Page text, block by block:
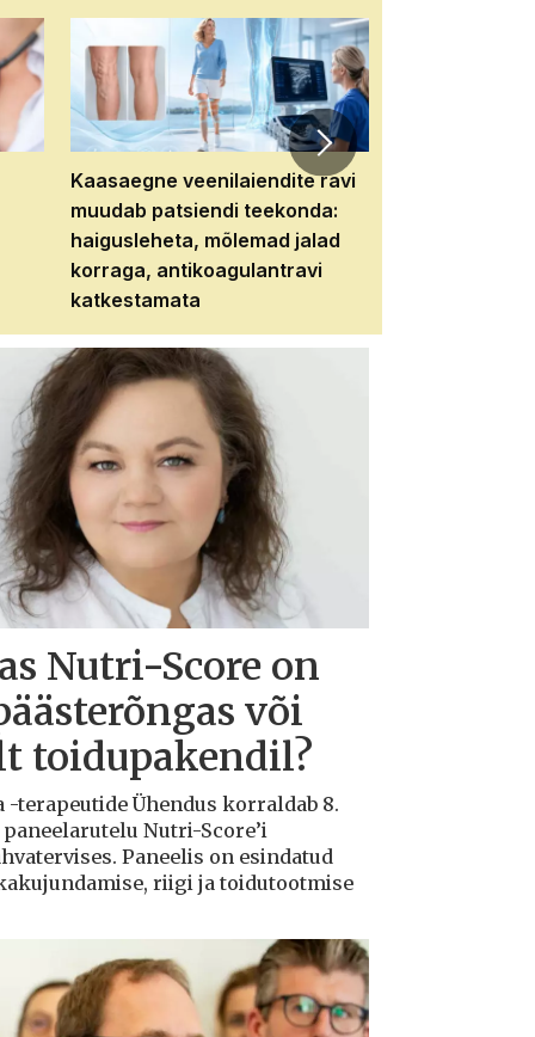
Kaasaegne veenilaiendite ravi
muudab patsiendi teekonda:
haigusleheta, mõlemad jalad
korraga, antikoagulantravi
katkestamata
Nutri-Score on
või
toidupakendil?
terapeutide Ühendus korraldab 8.
Nutri-Score’i
Paneelis on esindatud
riigi ja toidutootmise